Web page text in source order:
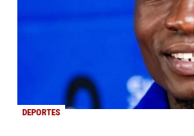
DEPORTES